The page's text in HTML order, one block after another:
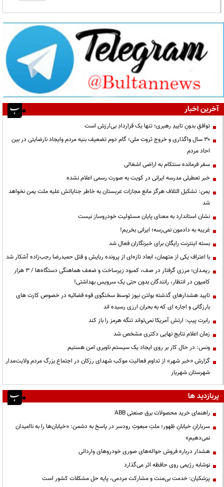
آخرین اخبار
توافقِ بدونِ تاییدِ رهبری؛ تنها یک قراردادِ بی‌ارزش است
۳۰ سال واگذاری و خروج ثروت ملی؛ گام دوم تضعیف بنیه مردم وایجاد نارضایتی در بین
احاد مردم
سفر فرمانده سنتکام به اراضی اشغالی
خبر تعطیلی مدرسه ایرانی در کویت به صورت رسمی اعلام نشده
یمن: تشکیل ائتلاف هرگز مانع مجازات عربستان به خاطر جنایاتش علیه ملت یمن نخواهد
شد
نشان استاندارد به معنای پایان مسئولیت خودروساز نیست
غریبه به دادمون نمی‌رسه؛ ایرانی بخریم!
بسته اینترنت رایگان برای خبرنگاران فعال شد
با اعتراف یکی از متهمان، ابعاد تازه‌ای از پرونده ربایش و قتل حمیدرضا رجب‌زاده آشکار شد
ریمـدان؛ مرزی گرفتار در صف، کمبود زیرساخت و ضعف هماهنگی دستگاه‌ها / ۳ هزار
کامیون در انتظار، رانندگان بدون حتی یک سرویس بهداشتی!
تایید هشدارهای گذشته بولتن نیوز توسط سخنگوی قوه قضائیه در خصوص کارت های
بارزگانی و اجاره ای که به بحران ارزی رسیده اند
رابرت پیپ: ارتش آمریکا نمی‌تواند تنگه هرمز را باز کند
زمان اعلام نتایج نهایی دکتری مشخص شد
ونس: در حال کار بر روی ایجاد یک سیستم ناوبری امن هستیم
گزارش «خبر شهر» از تداوم فعالیت موکب شهدای رزکان در اجتماع بزرگ مردم ولایت‌مدار
شهرستان شهریار
پربازدید ها
راهنمای خرید محصولات برق صنعتی ABB
سربازانِ خیابانِ ظهور؛ ملتِ مبعوثِ رودسر در پاسخ به دشمن: «خیابان‌ها را به ناامیدان
نمی‌دهیم»
هشدار درباره فروش حواله‌های صوری خودروهای وارداتی
نوشابه رژیمی روی حافظه اثر می‌گذارد
پزشکیان: خدمت بی‌منت و مشارکت مردمی، پایه حل مشکلات کشور است